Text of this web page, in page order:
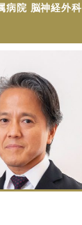
病院 脳神経外科